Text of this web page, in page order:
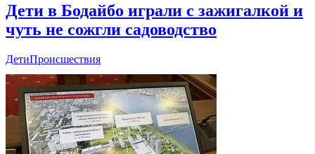
Дети в Бодайбо играли с зажигалкой и
чуть не сожгли садоводство
ДетиПроисшествия